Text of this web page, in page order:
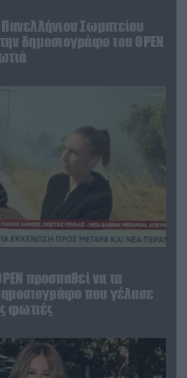
Σωματείου
δημοσιογράφο του OPEN
προσπαθεί να τα
που γέλασε
φωτιές